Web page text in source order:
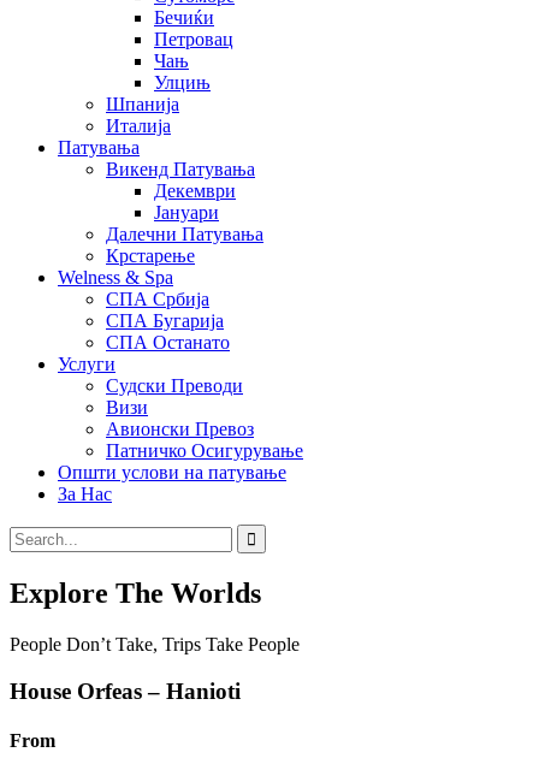
Бечиќи
Петровац
Чањ
Улцињ
Шпанија
Италија
Патувања
Викенд Патувања
Декември
Јануари
Далечни Патувања
Крстарење
Welness & Spa
СПА Србија
СПА Бугарија
СПА Останато
Услуги
Судски Преводи
Визи
Авионски Превоз
Патничко Осигурување
Општи услови на патување
За Нас
Explore The Worlds
People Don’t Take, Trips Take People
House Orfeas – Hanioti
From